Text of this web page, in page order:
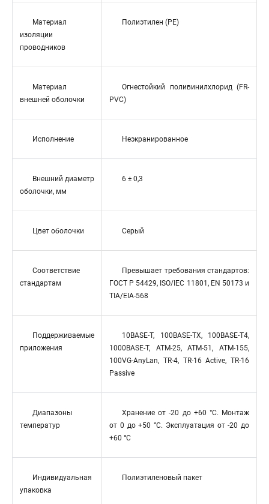
Материал
изоляции
проводников
Полиэтилен (PE)
Материал
внешней оболочки
Огнестойкий поливинилхлорид (FR-
PVC)
Исполнение Неэкранированное
Внешний диаметр
оболочки, мм
6 ± 0,3
Цвет оболочки Серый
Соответствие
стандартам
Превышает требования стандартов:
ГОСТ Р 54429, ISO/IEC 11801, EN 50173 и
TIA/EIA-568
Поддерживаемые
приложения
10BASE-T, 100BASE-TX, 100BASE-T4,
1000BASE-T, ATM-25, ATM-51, ATM-155,
100VG-AnyLan, TR-4, TR-16 Active, TR-16
Passive
Диапазоны
температур
Хранение от -20 до +60 °C. Монтаж
от 0 до +50 °C. Эксплуатация от -20 до
+60 °C
Индивидуальная
упаковка
Полиэтиленовый пакет